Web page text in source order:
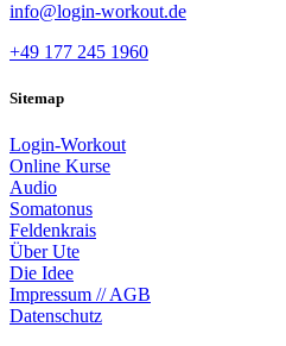
info@login-workout.de
+49 177 245 1960
Sitemap
Login-Workout
Online Kurse
Audio
Somatonus
Feldenkrais
Über Ute
Die Idee
Impressum // AGB
Datenschutz